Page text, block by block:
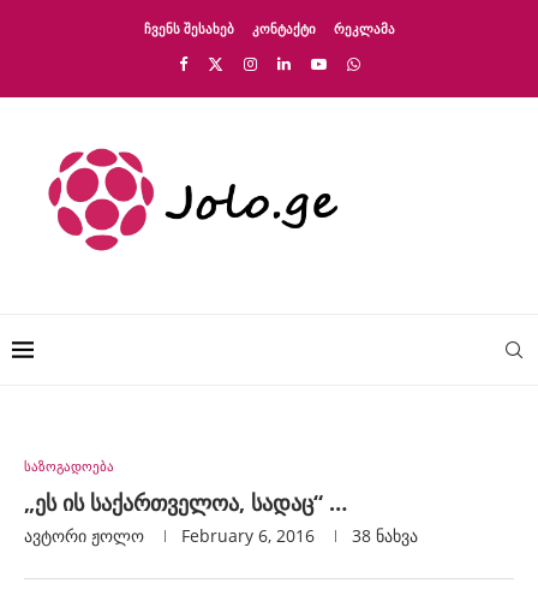
ᲩᲕᲔᲜᲡ ᲨᲔᲡᲐᲮᲔᲑ ᲙᲝᲜᲢᲐᲥᲢᲘ ᲠᲔᲙᲚᲐᲛᲐ
საზოგადოება
„ეს ის საქართველოა, სადაც“ …
ავტორი Ჟოლო February 6, 2016 38 ნახვა